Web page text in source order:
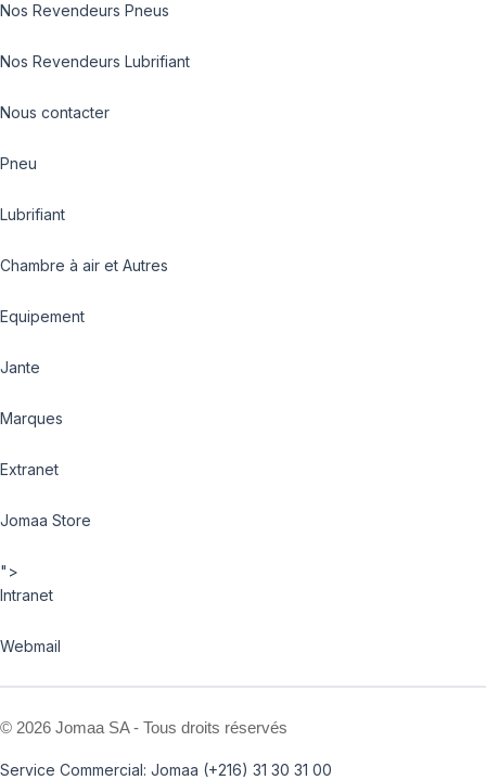
Nos Revendeurs Pneus
Nos Revendeurs Lubrifiant
Nous contacter
Pneu
Lubrifiant
Chambre à air et Autres
Equipement
Jante
Marques
Extranet
Jomaa Store
">
Intranet
Webmail
© 2026 Jomaa SA - Tous droits réservés
Service Commercial: Jomaa (+216) 31 30 31 00